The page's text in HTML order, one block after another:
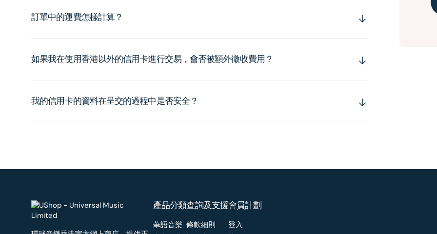
訂單中的運費怎樣計算？
如果我在使用香港以外的信用卡進行交易，會否被額外徵收費用？
我的信用卡的資料在呈交的過程中是否安全？
產品分類
華語音樂
查詢及支援
條款細則
會員計劃
登入